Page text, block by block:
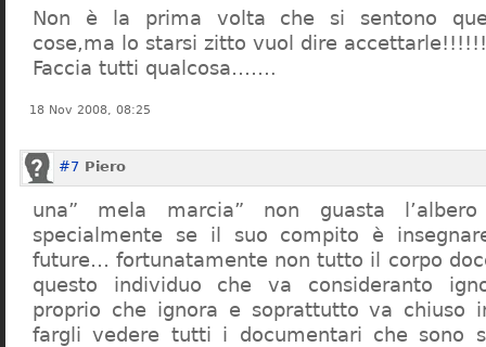
Non è la prima volta che si sentono
cose,ma lo starsi zitto vuol dire accettarle!!!!!!
Faccia tutti qualcosa…….
18 Nov 2008, 08:25
#7 Piero
una” mela marcia” non guasta
specialmente se il suo compito è
future… fortunatamente non tutto il corpo
questo individuo che va consideranto
proprio che ignora e soprattutto va chiuso
fargli vedere tutti i documentari che sono